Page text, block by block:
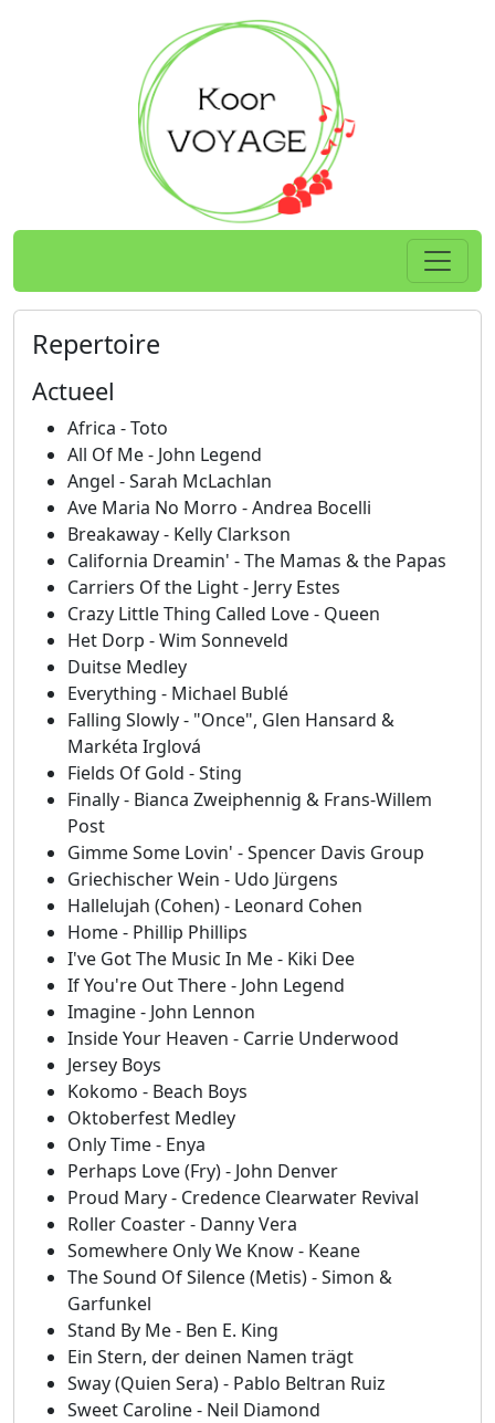
Spring naar hoofdtekst
Repertoire
Actueel
Africa - Toto
All Of Me - John Legend
Angel - Sarah McLachlan
Ave Maria No Morro - Andrea Bocelli
Breakaway - Kelly Clarkson
California Dreamin' - The Mamas & the Papas
Carriers Of the Light - Jerry Estes
Crazy Little Thing Called Love - Queen
Het Dorp - Wim Sonneveld
Duitse Medley
Everything - Michael Bublé
Falling Slowly - "Once", Glen Hansard &
Markéta Irglová
Fields Of Gold - Sting
Finally - Bianca Zweiphennig & Frans-Willem
Post
Gimme Some Lovin' - Spencer Davis Group
Griechischer Wein - Udo Jürgens
Hallelujah (Cohen) - Leonard Cohen
Home - Phillip Phillips
I've Got The Music In Me - Kiki Dee
If You're Out There - John Legend
Imagine - John Lennon
Inside Your Heaven - Carrie Underwood
Jersey Boys
Kokomo - Beach Boys
Oktoberfest Medley
Only Time - Enya
Perhaps Love (Fry) - John Denver
Proud Mary - Credence Clearwater Revival
Roller Coaster - Danny Vera
Somewhere Only We Know - Keane
The Sound Of Silence (Metis) - Simon &
Garfunkel
Stand By Me - Ben E. King
Ein Stern, der deinen Namen trägt
Sway (Quien Sera) - Pablo Beltran Ruiz
Sweet Caroline - Neil Diamond